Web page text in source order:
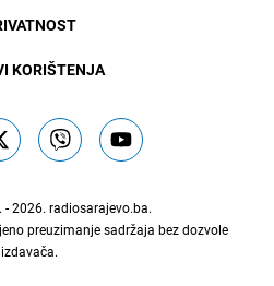
KORIŠTENJA
- 2026. radiosarajevo.ba.
preuzimanje sadržaja bez dozvole
izdavača.